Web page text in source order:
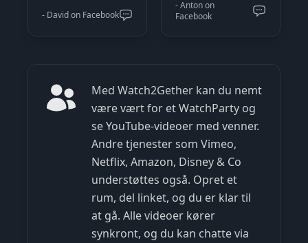
- David on Facebook
- Anton on
Facebook
Med Watch2Gether kan du nemt
være vært for et WatchParty og
se YouTube-videoer med venner.
Andre tjenester som Vimeo,
Netflix, Amazon, Disney & Co
understøttes også. Opret et
rum, del linket, og du er klar til
at gå. Alle videoer kører
synkront, og du kan chatte via